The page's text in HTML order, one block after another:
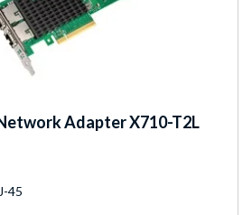
Adapter X710-T2L
45